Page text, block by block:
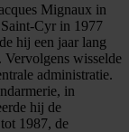
Mignaux in
Cyr in 1977
hij een jaar lang
wisselde
administratie.
in
hij de
1987, de